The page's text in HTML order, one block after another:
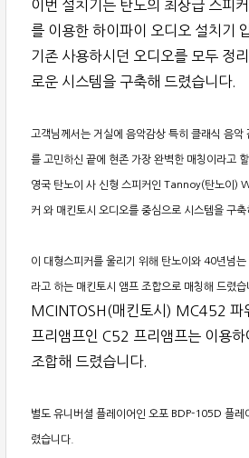
이번 설치기는 탄노의 최상급 스피
를 이용한 하이파이 오디오 설치기
기존 사용하시던 오디오를 모두 정
로운 시스템을 구축해 드렸습니다.
고객님께서는 거실에 음악감상 특히 클래식 음악
를 고민하신 끝에 현존 가장 완벽한 매칭이라고
영국 탄노이 사 신형 스피커인 Tannoy(탄노이)
커 와 매킨토시 오디오를 중심으로 시스템을 구축
이 대형스피커를 울리기 위해 탄노이와 40년넘는
라고 하는 매킨토시 앰프 조합으로 매칭해 드렸습
MCINTOSH(매킨토시) MC452 파
프리앰프인 C52 프리앰프는 이용
조합해 드렸습니다.
별도 유니버셜 플레이어인 오포 BDP-105D 플레
렸습니다.